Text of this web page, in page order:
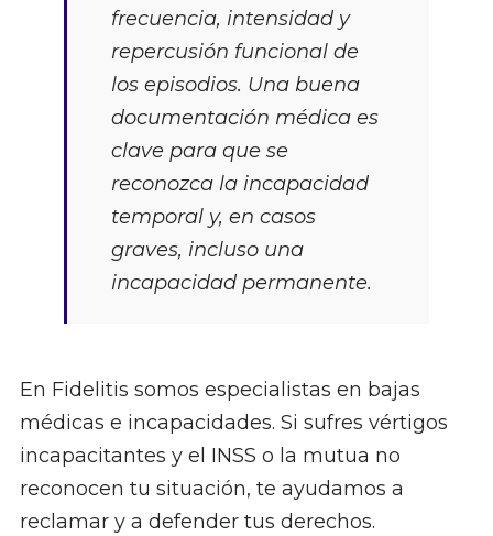
frecuencia, intensidad y
repercusión funcional de
los episodios. Una buena
documentación médica es
clave para que se
reconozca la incapacidad
temporal y, en casos
graves, incluso una
incapacidad permanente.
En Fidelitis somos especialistas en bajas
médicas e incapacidades. Si sufres vértigos
incapacitantes y el INSS o la mutua no
reconocen tu situación, te ayudamos a
reclamar y a defender tus derechos.